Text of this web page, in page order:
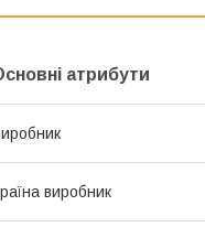
атрибути
виробник